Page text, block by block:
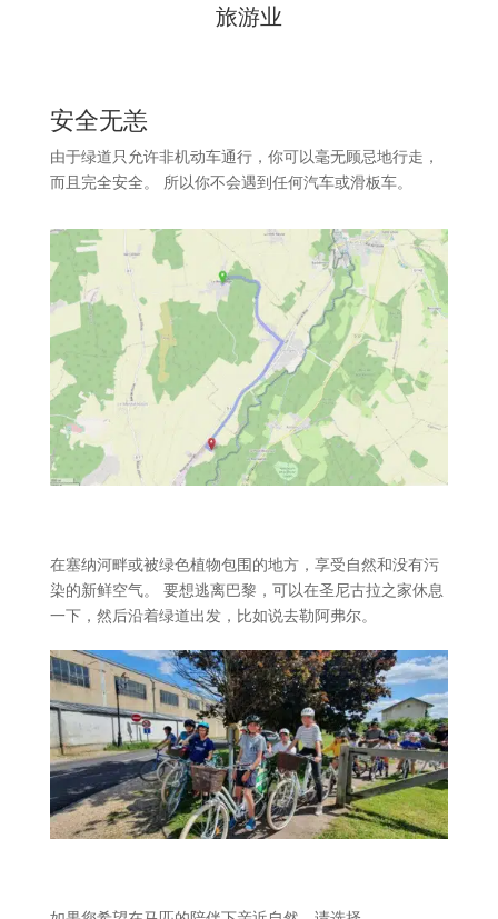
旅游业
安全无恙
由于绿道只允许非机动车通行，你可以毫无顾忌地行走，
而且完全安全。 所以你不会遇到任何汽车或滑板车。
在塞纳河畔或被绿色植物包围的地方，享受自然和没有污
染的新鲜空气。 要想逃离巴黎，可以在圣尼古拉之家休息
一下，然后沿着绿道出发，比如说去勒阿弗尔。